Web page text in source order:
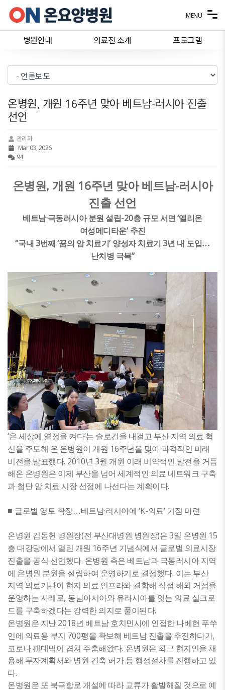
메뉴 건너뛰기
병원안내 의료진 소개 프로그램
MENU
온병원, 개원 16주년 맞아 베트남-러시아 진출
선언
관리자
Mar 03, 2026
94
온병원, 개원 16주년 맞아 베트남-러시아
진출 선언
베트남·극동러시아 분원 설립-20층 규모 서면‘엘리온
여성메디타운’ 추진
“국내 3번째 ‘꿈의 암 치료기 ’ 양성자 치료기 3년 내 도입…
난치병 극복”
‘온 세상에 열정을 켜다’는 슬로건을 내걸고 부산 지역 의료 혁
신을 주도해 온 온병원이 개원 16주년을 맞아 파격적인 미래
비전을 발표했다. 2010년 3월 개원 이래 비약적인 발전을 거듭
해온 온병원은 이제 부산을 넘어 세계적인 의료 네트워크 구축
과 첨단 암 치료 시장 선점에 나선다는 계획이다.
​■ 글로벌 영토 확장…베트남·러시아에 ‘K-의료’ 거점 마련
온병원 김동헌 병원장(전 부산대병원 병원장)은 3일 온병원 15
층 대강당에서 열린 개원 16주년 기념식에서 글로벌 의료시장
진출을 공식 선언했다. 온병원 측은 베트남과 극동러시아 지역
에 온병원 분원을 설립하여 운영하기로 결정했다. 이는 부산
지역 의료기관이 현지 의료 인프라와 결합해 직접 해외 거점을
운영하는 사례로, 동남아시아와 유라시아를 잇는 의료 실크로
드를 구축하겠다는 강력한 의지로 풀이된다.
온병원은 지난 2018년 베트남 호치민시에 인접한 나베현 푸쑤
언에 의료용 부지 700평을 확보해 베트남 진출을 추진하다가,
코로나 팬데믹이 겹쳐 주춤해왔다. 온병원은 최근 현지인을 채
용해 투자계획서와 병원 건축 허가 등 행정절차를 진행하고 있
다.
온병원은 또 북극항로 개설에 따라 교류가 활발해질 것으로 예